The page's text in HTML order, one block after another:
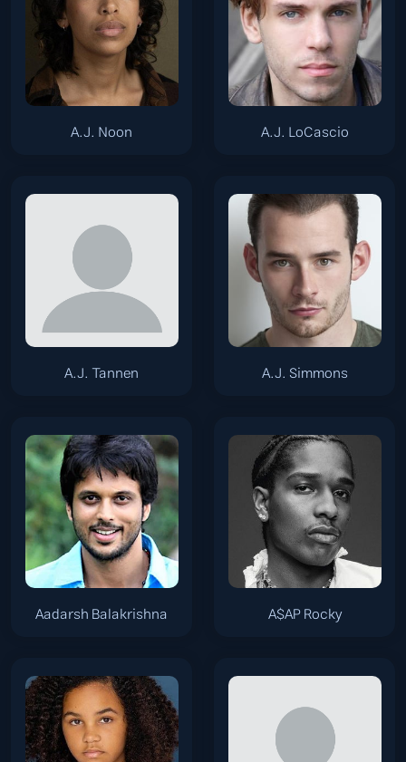
A.J. LoCascio
A.J. Noon
A.J. Simmons
A.J. Tannen
A$AP Rocky
Aadarsh Balakrishna